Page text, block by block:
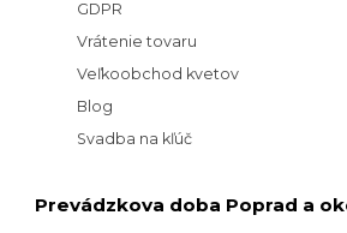
GDPR
Vrátenie tovaru
Veľkoobchod kvetov
Blog
Svadba na kľúč
Prevádzkova doba Poprad a